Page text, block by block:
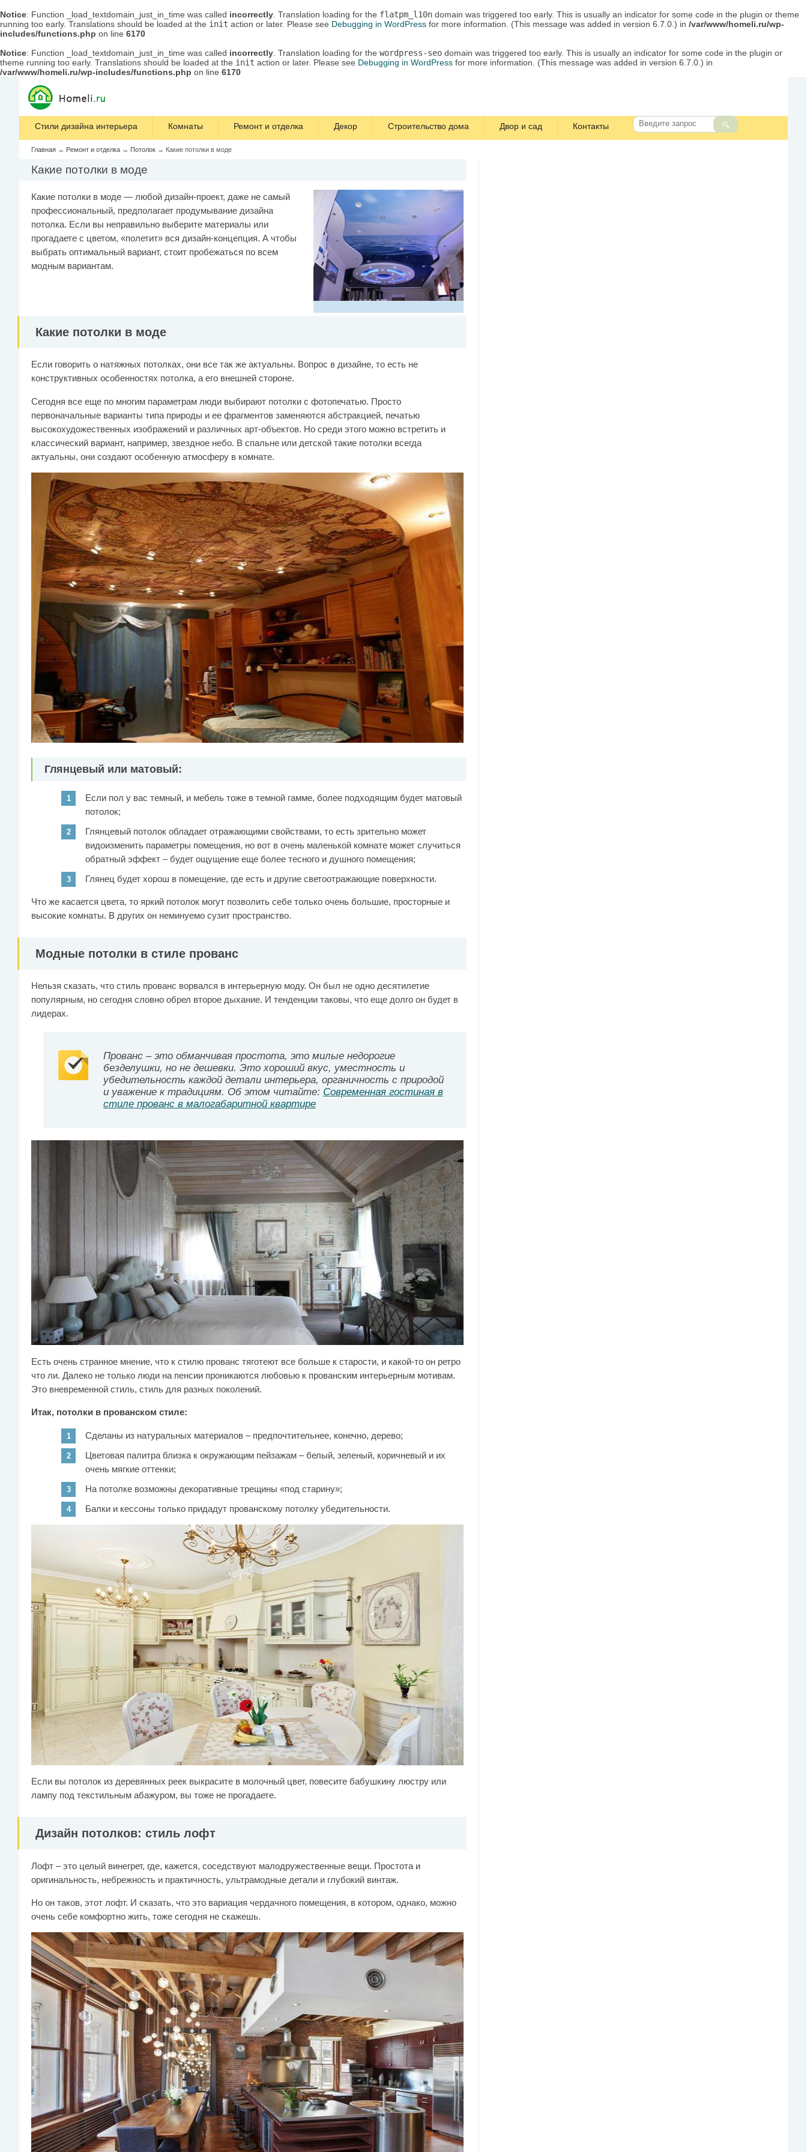
Notice: Function _load_textdomain_just_in_time was called incorrectly . Translation loading for the flatpm_l10n domain was triggered too early. This is usually an indicator for some code in the plugin or theme
running too early. Translations should be loaded at the init action or later. Please see Debugging in WordPress for more information. (This message was added in version 6.7.0.) in /var/www/homeli.ru/wp-
includes/functions.php on line 6170
Notice: Function _load_textdomain_just_in_time was called incorrectly . Translation loading for the wordpress-seo domain was triggered too early. This is usually an indicator for some code in the plugin or
theme running too early. Translations should be loaded at the init action or later. Please see Debugging in WordPress for more information. (This message was added in version 6.7.0.) in
/var/www/homeli.ru/wp-includes/functions.php on line 6170
Стили дизайна интерьера Комнаты Ремонт и отделка Декор Строительство дома Двор и сад Контакты
Главная → Ремонт и отделка → Потолок → Какие потолки в моде
Какие потолки в моде
Какие потолки в моде — любой дизайн-проект, даже не самый
профессиональный, предполагает продумывание дизайна
потолка. Если вы неправильно выберите материалы или
прогадаете с цветом, «полетит» вся дизайн-концепция. А чтобы
выбрать оптимальный вариант, стоит пробежаться по всем
модным вариантам.
Какие потолки в моде
Если говорить о натяжных потолках, они все так же актуальны. Вопрос в дизайне, то есть не
конструктивных особенностях потолка, а его внешней стороне.
Сегодня все еще по многим параметрам люди выбирают потолки с фотопечатью. Просто
первоначальные варианты типа природы и ее фрагментов заменяются абстракцией, печатью
высокохудожественных изображений и различных арт-объектов. Но среди этого можно встретить и
классический вариант, например, звездное небо. В спальне или детской такие потолки всегда
актуальны, они создают особенную атмосферу в комнате.
Глянцевый или матовый:
Если пол у вас темный, и мебель тоже в темной гамме, более подходящим будет матовый
потолок;
Глянцевый потолок обладает отражающими свойствами, то есть зрительно может
видоизменить параметры помещения, но вот в очень маленькой комнате может случиться
обратный эффект – будет ощущение еще более тесного и душного помещения;
Глянец будет хорош в помещение, где есть и другие светоотражающие поверхности.
Что же касается цвета, то яркий потолок могут позволить себе только очень большие, просторные и
высокие комнаты. В других он неминуемо сузит пространство.
Модные потолки в стиле прованс
Нельзя сказать, что стиль прованс ворвался в интерьерную моду. Он был не одно десятилетие
популярным, но сегодня словно обрел второе дыхание. И тенденции таковы, что еще долго он будет в
лидерах.
Прованс – это обманчивая простота, это милые недорогие
безделушки, но не дешевки. Это хороший вкус, уместность и
убедительность каждой детали интерьера, органичность с природой
и уважение к традициям. Об этом читайте: Современная гостиная в
стиле прованс в малогабаритной квартире
Есть очень странное мнение, что к стилю прованс тяготеют все больше к старости, и какой-то он ретро
что ли. Далеко не только люди на пенсии проникаются любовью к прованским интерьерным мотивам.
Это вневременной стиль, стиль для разных поколений.
Итак, потолки в прованском стиле:
Сделаны из натуральных материалов – предпочтительнее, конечно, дерево;
Цветовая палитра близка к окружающим пейзажам – белый, зеленый, коричневый и их
очень мягкие оттенки;
На потолке возможны декоративные трещины «под старину»;
Балки и кессоны только придадут прованскому потолку убедительности.
Если вы потолок из деревянных реек выкрасите в молочный цвет, повесите бабушкину люстру или
лампу под текстильным абажуром, вы тоже не прогадаете.
Дизайн потолков: стиль лофт
Лофт – это целый винегрет, где, кажется, соседствуют малодружественные вещи. Простота и
оригинальность, небрежность и практичность, ультрамодные детали и глубокий винтаж.
Но он таков, этот лофт. И сказать, что это вариация чердачного помещения, в котором, однако, можно
очень себе комфортно жить, тоже сегодня не скажешь.